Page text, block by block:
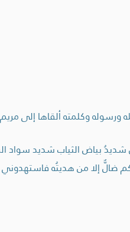
وكلمته ألقاها إلى مريم
بياض الثياب شديد سواد
ضالٌّ إلا من هديتُه